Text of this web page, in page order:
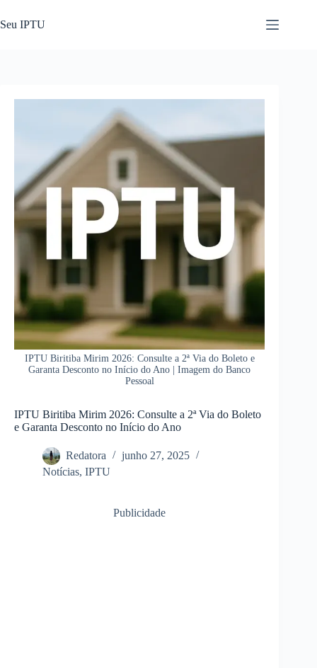
para
o
Seu IPTU
IPTU Biritiba Mirim 2026: Consulte a 2ª Via do Boleto e
Garanta Desconto no Início do Ano | Imagem do Banco
Pessoal
IPTU Biritiba Mirim 2026: Consulte a 2ª Via do Boleto
e Garanta Desconto no Início do Ano
Redatora
junho 27, 2025
Notícias, IPTU
Publicidade